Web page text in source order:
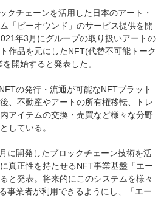
クチェーンを活用した日本のアート・
「ビーオウンド」のサービス提供を開
年3月にグループの取り扱いアートの
作品を元にしたNFT(代替不可能トーク
開始すると発表した。
の発行・流通が可能なNFTプラット
、不動産やアートの所有権移転、トレ
アイテムの交換・売買など様々な分野
している。
に開発したブロックチェーン技術を活
真正性を持たせるNFT事業基盤「エー
と発表。将来的にこのシステムを様々
事業者が利用できるようにし、「エー